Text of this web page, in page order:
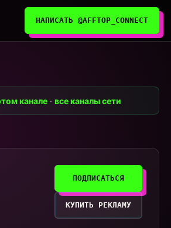
НАПИСАТЬ @AFFTOP_CONNECT
канале ·все каналы сети
ПОДПИСАТЬСЯ
КУПИТЬ РЕКЛАМУ